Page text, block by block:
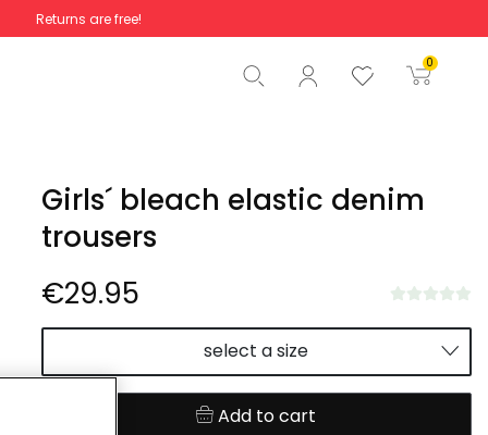
Returns are free!
0
Total €0.00
Start order
Girls´ bleach elastic denim
trousers
€29.95
select a size
Add to cart